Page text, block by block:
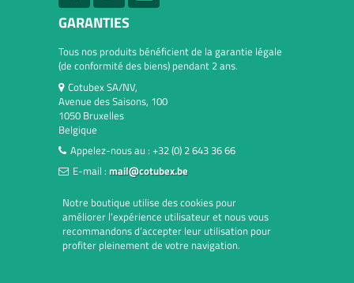
GARANTIES
Tous nos produits bénéficient de la garantie légale
(de conformité des biens) pendant 2 ans.
Cotubex SA/NV,
Avenue des Saisons, 100
1050 Bruxelles
Belgique
Appelez-nous au : +32 (0) 2 643 36 66
E-mail : mail@cotubex.be
Notre boutique utilise des cookies pour
améliorer l’expérience utilisateur et nous vous
recommandons d’accepter leur utilisation pour
profiter pleinement de votre navigation.